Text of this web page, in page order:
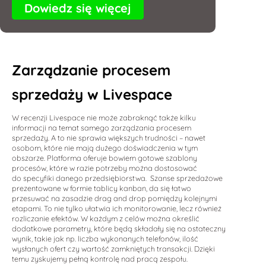
Dowiedz się więcej
Zarządzanie procesem
sprzedaży w Livespace
W recenzji Livespace nie może zabraknąć także kilku
informacji na temat samego zarządzania procesem
sprzedaży. A to nie sprawia większych trudności – nawet
osobom, które nie mają dużego doświadczenia w tym
obszarze. Platforma oferuje bowiem gotowe szablony
procesów, które w razie potrzeby można dostosować
do specyfiki danego przedsiębiorstwa. Szanse sprzedażowe
prezentowane w formie tablicy kanban, da się łatwo
przesuwać na zasadzie drag and drop pomiędzy kolejnymi
etapami. To nie tylko ułatwia ich monitorowanie, lecz również
rozliczanie efektów. W każdym z celów można określić
dodatkowe parametry, które będą składały się na ostateczny
wynik, takie jak np. liczba wykonanych telefonów, ilość
wysłanych ofert czy wartość zamkniętych transakcji. Dzięki
temu zyskujemy pełną kontrolę nad pracą zespołu.